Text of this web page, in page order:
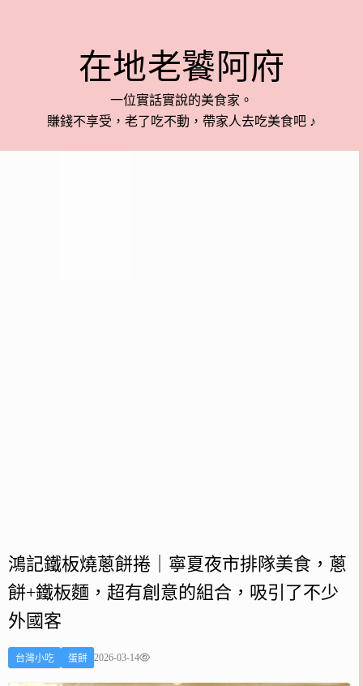
在地老饕阿府
一位實話實說的美食家。
賺錢不享受，老了吃不動，帶家人去吃美食吧 ♪
鴻記鐵板燒蔥餅捲｜寧夏夜市排隊美食，蔥
餅+鐵板麵，超有創意的組合，吸引了不少
外國客
台灣小吃 蛋餅 2026-03-14